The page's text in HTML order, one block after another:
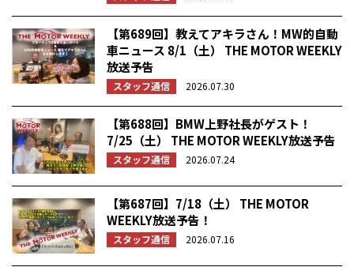
【第689回】教えてアキラさん！MW的自動
車ニュース 8/1（土） THE MOTOR WEEKLY
放送予告
スタッフ通信 2026.07.30
【第688回】BMW上野社長がゲスト！
7/25（土） THE MOTOR WEEKLY放送予告
スタッフ通信 2026.07.24
【第687回】7/18（土） THE MOTOR
WEEKLY放送予告！
スタッフ通信 2026.07.16